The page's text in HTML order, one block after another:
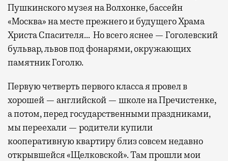
Пушкинского музея на Волхонке, бассейн
«Москва» на месте прежнего и будущего Храма
Христа Спасителя… Но всего яснее — Гоголевский
бульвар, львов под фонарями, окружающих
памятник Гоголю.
Первую четверть первого класса я провел в
хорошей — английской — школе на Пречистенке,
а потом, перед государственными праздниками,
мы переехали — родители купили
кооперативную квартиру близ совсем недавно
открывшейся «Щелковской». Там прошли мои